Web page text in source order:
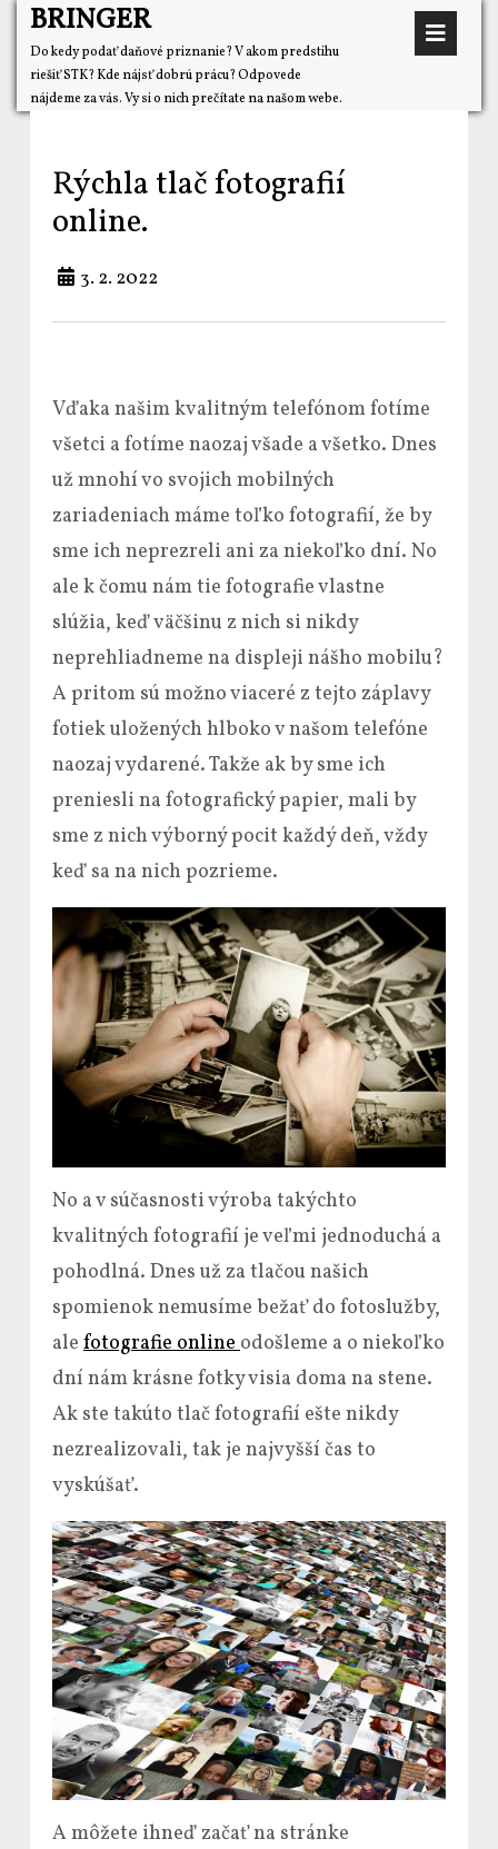
BRINGER
Do kedy podať daňové priznanie? V akom predstihu
riešiť STK? Kde nájsť dobrú prácu? Odpovede
nájdeme za vás. Vy si o nich prečítate na našom webe.
Rýchla tlač fotografií
online.
3. 2. 2022
Vďaka našim kvalitným telefónom fotíme
všetci a fotíme naozaj všade a všetko. Dnes
už mnohí vo svojich mobilných
zariadeniach máme toľko fotografií, že by
sme ich neprezreli ani za niekoľko dní. No
ale k čomu nám tie fotografie vlastne
slúžia, keď väčšinu z nich si nikdy
neprehliadneme na displeji nášho mobilu?
A pritom sú možno viaceré z tejto záplavy
fotiek uložených hlboko v našom telefóne
naozaj vydarené. Takže ak by sme ich
preniesli na fotografický papier, mali by
sme z nich výborný pocit každý deň, vždy
keď sa na nich pozrieme.
No a v súčasnosti výroba takýchto
kvalitných fotografií je veľmi jednoduchá a
pohodlná. Dnes už za tlačou našich
spomienok nemusíme bežať do fotoslužby,
ale fotografie onlineodošleme a o niekoľko
dní nám krásne fotky visia doma na stene.
Ak ste takúto tlač fotografií ešte nikdy
nezrealizovali, tak je najvyšší čas to
vyskúšať.
A môžete ihneď začať na stránke